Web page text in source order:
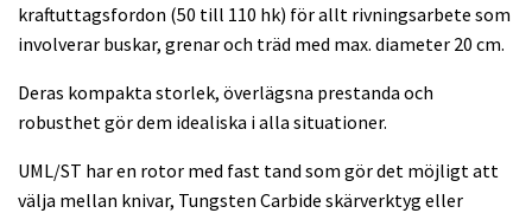
kraftuttagsfordon (50 till 110 hk) för allt rivningsarbete som
involverar buskar, grenar och träd med max. diameter 20 cm.
Deras kompakta storlek, överlägsna prestanda och
robusthet gör dem idealiska i alla situationer.
UML/ST har en rotor med fast tand som gör det möjligt att
välja mellan knivar, Tungsten Carbide skärverktyg eller